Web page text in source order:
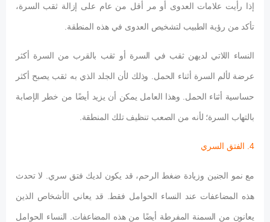
إذا رأيت علامات العدوى أو مر أقل من عام على إزالة ثقب السرة،
تأكد من رؤية الطبيب لتشخيص العدوى في هذه المنطقة.
النساء اللاتي لديهن ثقب في السرة أو ثقب بالقرب من السرة أكثر
عرضة لألم السرة أثناء الحمل. وذلك لأن الجلد الذي به ثقب يصبح أكثر
حساسية أثناء الحمل. وهذا العامل يمكن أن يزيد أيضًا من خطر الإصابة
بالتهاب السرة؛ لأنه من الصعب تنظيف تلك المنطقة.
4. الفتق السري
مع نمو الجنين وزيادة ضغط الرحم، قد يكون لديك فتق سري. لا تحدث
هذه المضاعفات عند النساء الحوامل فقط. قد يعاني الأشخاص الذين
يعانون من السمنة المفرطة أيضًا من هذه المضاعفات. النساء الحوامل